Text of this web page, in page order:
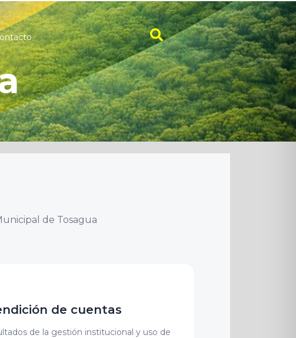
de Tosagua
de cuentas
de la gestión institucional y uso de